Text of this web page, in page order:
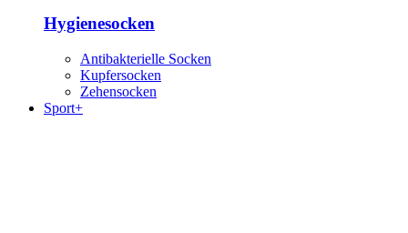
Hygienesocken
Antibakterielle Socken
Kupfersocken
Zehensocken
Sport+